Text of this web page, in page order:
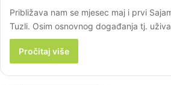
Približava nam se mjesec maj i prvi
Tuzli. Osim osnovnog događanja tj.
Pročitaj više